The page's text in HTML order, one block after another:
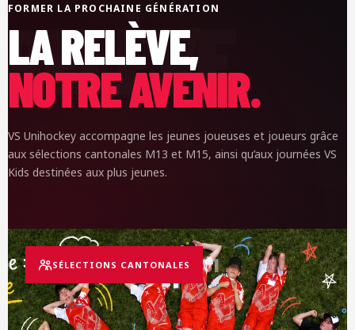
FORMER LA PROCHAINE GÉNÉRATION
LA RELÈVE,
NOTRE AVENIR.
VS Unihockey accompagne les jeunes joueuses et joueurs grâce
aux sélections cantonales M13 et M15, ainsi qu’aux journées VS
Kids destinées aux plus jeunes.
SÉLECTIONS CANTONALES 01